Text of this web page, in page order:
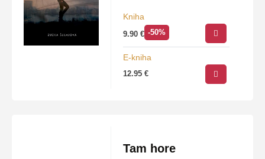
Kniha
9.90€ -50%
E-kniha
12.95€
Tam hore